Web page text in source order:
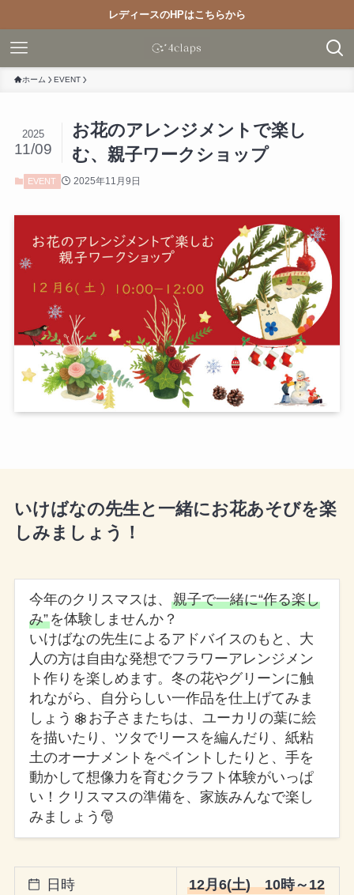
レディースのHPはこちらから
ホーム EVENT
お花のアレンジメントで楽し
む、親子ワークショップ
2025
11/09
EVENT 2025年11月9日
いけばなの先生と一緒にお花あそびを楽
しみましょう！
今年のクリスマスは、 親子で一緒に“作る楽し
み”を体験しませんか？
いけばなの先生によるアドバイスのもと、大
人の方は自由な発想でフラワーアレンジメン
ト作りを楽しめます。冬の花やグリーンに触
れながら、自分らしい一作品を仕上げてみま
しょう
お子さまたちは、ユーカリの葉に絵
を描いたり、ツタでリースを編んだり、紙粘
土のオーナメントをペイントしたりと、手を
動かして想像力を育むクラフト体験がいっぱ
い！クリスマスの準備を、家族みんなで楽し
みましょう🎅
日時
12月6(土) 10時～12